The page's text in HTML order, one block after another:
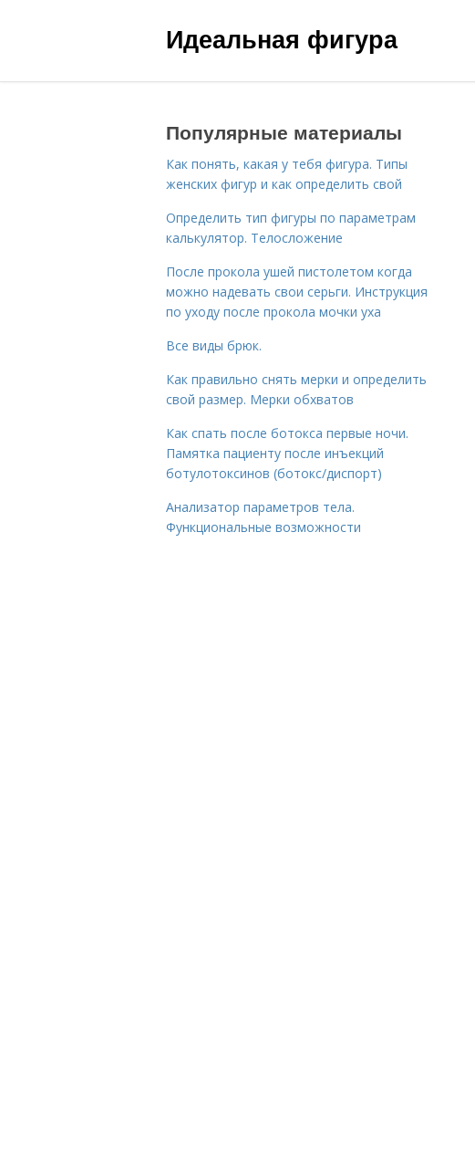
Идеальная фигура
Популярные материалы
Как понять, какая у тебя фигура. Типы
женских фигур и как определить свой
Определить тип фигуры по параметрам
калькулятор. Телосложение
После прокола ушей пистолетом когда
можно надевать свои серьги. Инструкция
по уходу после прокола мочки уха
Все виды брюк.
Как правильно снять мерки и определить
свой размер. Мерки обхватов
Как спать после ботокса первые ночи.
Памятка пациенту после инъекций
ботулотоксинов (ботокс/диспорт)
Анализатор параметров тела.
Функциональные возможности